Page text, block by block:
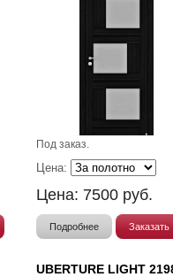
Под заказ.
Цена:
Цена: 7500 руб.
Подробнее Заказать
UBERTURE LIGHT